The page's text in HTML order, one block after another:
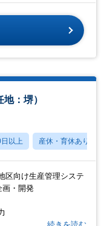
：堺）
以上 産休・育休あり
区向け生産管理システ
画・開発